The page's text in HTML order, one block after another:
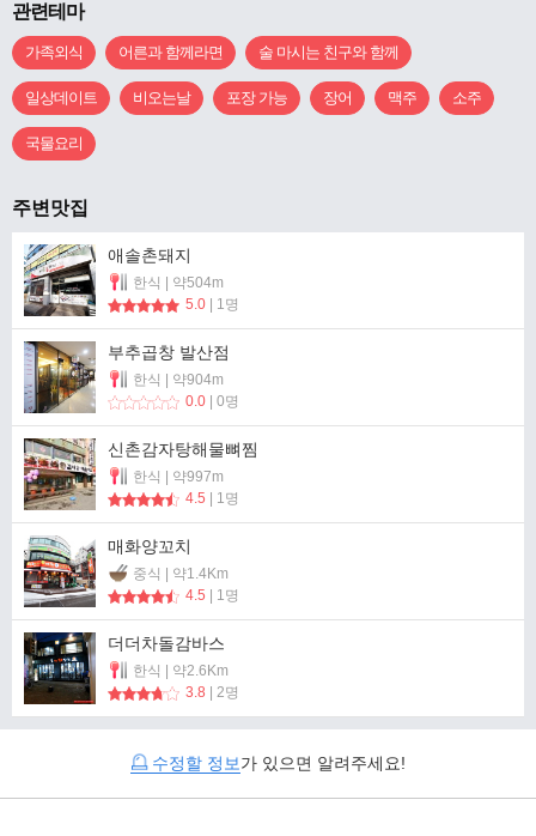
관련테마
가족외식 어른과 함께라면 술 마시는 친구와 함께
일상데이트 비오는날 포장 가능 장어 맥주 소주
국물요리
주변맛집
애솔촌돼지
한식 | 약504m
5.0 | 1명
부추곱창 발산점
한식 | 약904m
0.0 | 0명
신촌감자탕해물뼈찜
한식 | 약997m
4.5 | 1명
매화양꼬치
중식 | 약1.4Km
4.5 | 1명
더더차돌감바스
한식 | 약2.6Km
3.8 | 2명
수정할 정보가 있으면 알려주세요!